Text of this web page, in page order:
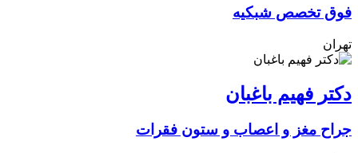
فوق تخصص شبکیه
تهران
دکتر فهیم باغبان
جراح مغز و اعصاب و ستون فقرات